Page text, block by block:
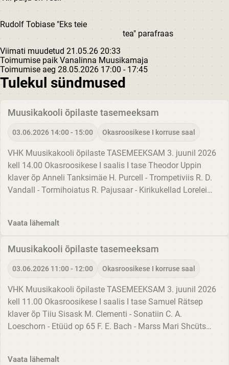
Rudolf Tobiase "Eks teie
tea" parafraas
Viimati muudetud 21.05.26 20:33
Toimumise paik Vanalinna Muusikamaja
Toimumise aeg 28.05.2026 17:00 - 17:45
Tulekul sündmused
Muusikakooli õpilaste tasemeeksam
03.06.2026 14:00 - 15:00 Okasroosikese I korruse saal
VHK Muusikakooli õpilaste TASEMEEKSAM 3. juunil 2026
kell 14.00 Okasroosikese I saalis I tase Theodor Uppin
klaver õp Anneli Tanksimäe H. Purcell - Trompetiviis R. D.
Vandall - Tormihoiatus R. Pajusaar - Kirikukellad Lorelei
Vaata lähemalt
Muusikakooli õpilaste tasemeeksam
03.06.2026 11:00 - 12:00 Okasroosikese I korruse saal
VHK Muusikakooli õpilaste TASEMEEKSAM 3. juunil 2026
kell 11.00 Okasroosikese I saalis I tase Samuel Rätsep
klaver õp Tiiu Sisask M. Clementi - Sonatiin C. A.
Loeschorn - Etüüd op 65 F. E. Bach - Marss Mari Shcüts
Vaata lähemalt